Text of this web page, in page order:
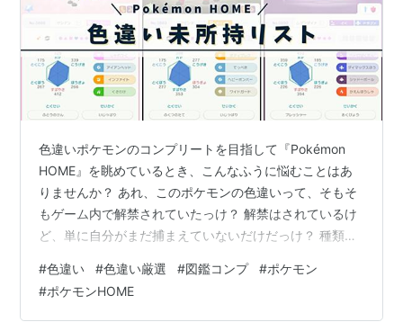
色違いポケモンのコンプリートを目指して『Pokémon
HOME』を眺めているとき、こんなふうに悩むことはあ
りませんか？ あれ、このポケモンの色違いって、そもそ
もゲーム内で解禁されていたっけ？ 解禁はされているけ
ど、単に自分がまだ捕まえていないだけだっけ？ 種類や
在の環境では、この2つの違いが非常に分かりにくいです
よね。 そこでこの記事では、「自分がまだ持っていない
色違いポケモン」を整理するための、自分用メモ兼チェ
#色違い #色違い厳選 #図鑑コンプ #ポケモン
#ポケモンHOME